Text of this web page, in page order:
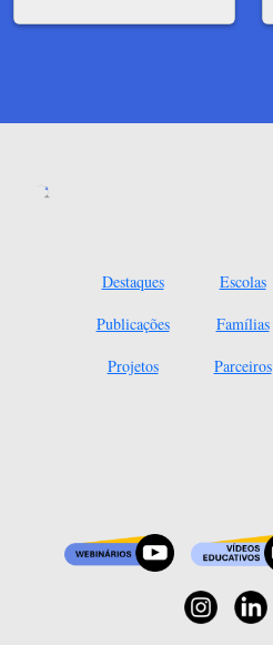
Destaques
Publicações
Projetos
Escolas
Famílias
Parceiros